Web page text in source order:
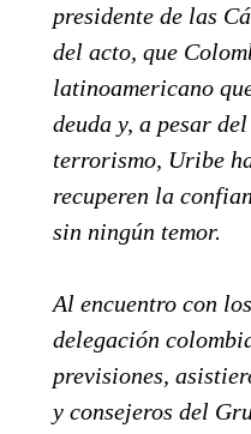
presidente de las
del acto, que
latinoamericano
deuda y, a pesar
terrorismo, Uribe
recuperen la
sin ningún temor.
Al encuentro con
delegación
previsiones,
y consejeros del